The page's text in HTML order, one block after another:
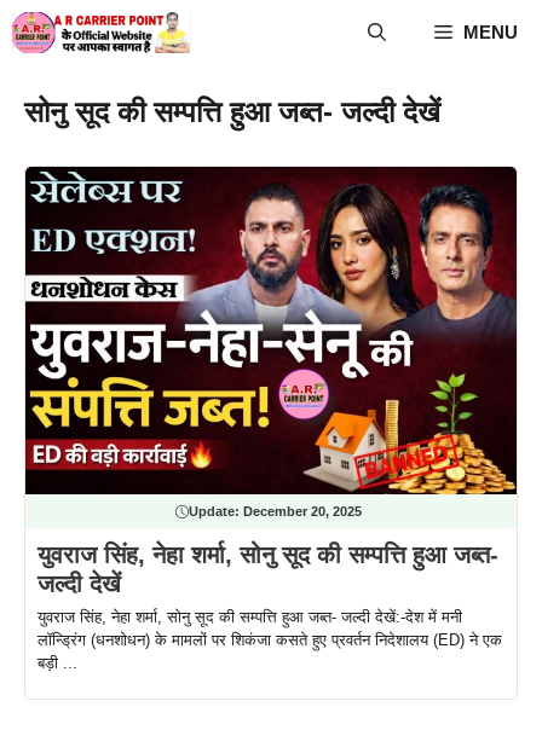
Skip
to
MENU
सोनु सूद की सम्पत्ति हुआ जब्त- जल्दी देखें
Update: December 20, 2025
युवराज सिंह, नेहा शर्मा, सोनु सूद की सम्पत्ति हुआ जब्त-
जल्दी देखें
युवराज सिंह, नेहा शर्मा, सोनु सूद की सम्पत्ति हुआ जब्त- जल्दी देखें:-देश में मनी
लॉन्ड्रिंग (धनशोधन) के मामलों पर शिकंजा कसते हुए प्रवर्तन निदेशालय (ED) ने एक
बड़ी ...